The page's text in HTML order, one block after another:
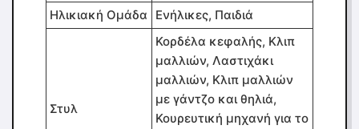
Ηλικιακή Ομάδα
Ενήλικες, Παιδιά
Στυλ
Κορδέλα κεφαλής, Κλιπ
μαλλιών, Λαστιχάκι
μαλλιών, Κλιπ μαλλιών
με γάντζο και θηλιά,
Κουρευτική μηχανή για το